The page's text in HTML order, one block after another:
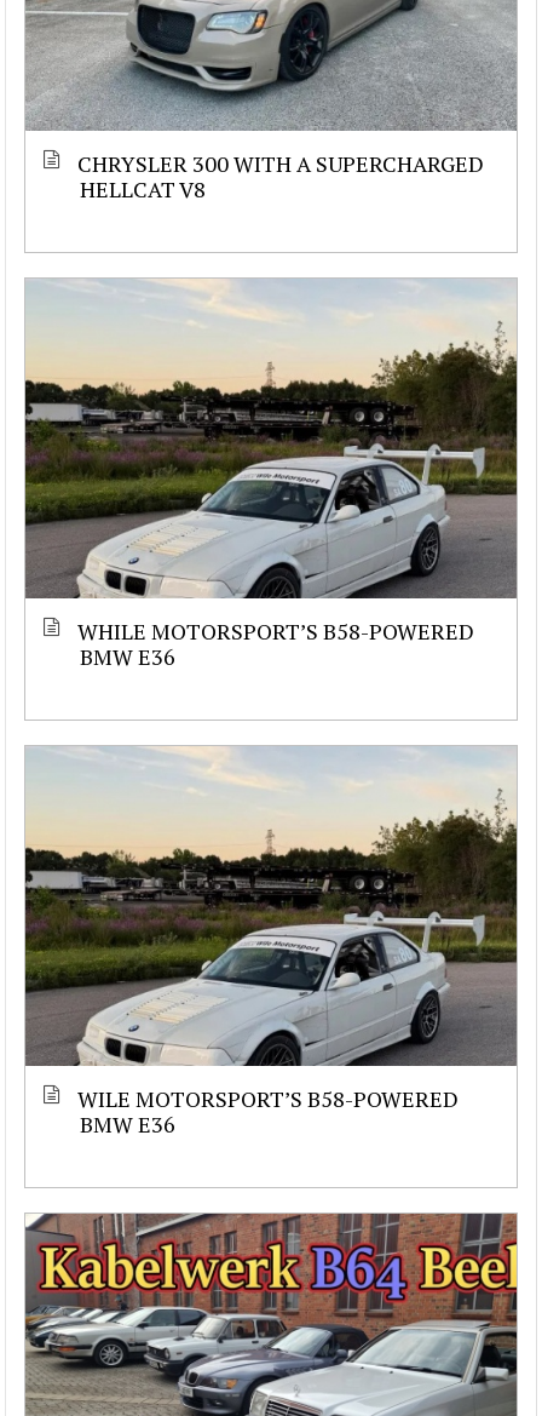
CHRYSLER 300 WITH A SUPERCHARGED
HELLCAT V8
WHILE MOTORSPORT’S B58-POWERED
BMW E36
WILE MOTORSPORT’S B58-POWERED
BMW E36